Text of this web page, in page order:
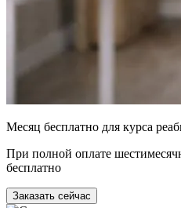
Месяц бесплатно для курса
При полной оплате
бесплатно
Заказать сейчас